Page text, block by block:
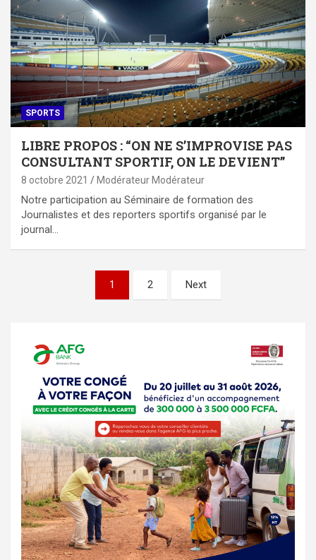
SPORTS
LIBRE PROPOS : “ON NE S’IMPROVISE PAS
CONSULTANT SPORTIF, ON LE DEVIENT”
8 octobre 2021 Modérateur Modérateur
Notre participation au Séminaire de formation des
Journalistes et des reporters sportifs organisé par le
journal…
1 2 Next